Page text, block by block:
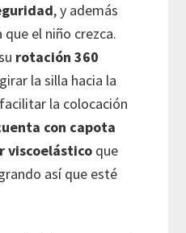
, y además
el niño crezca.
rotación 360
la silla hacia la
la colocación
con capota
viscoelástico que
así que esté